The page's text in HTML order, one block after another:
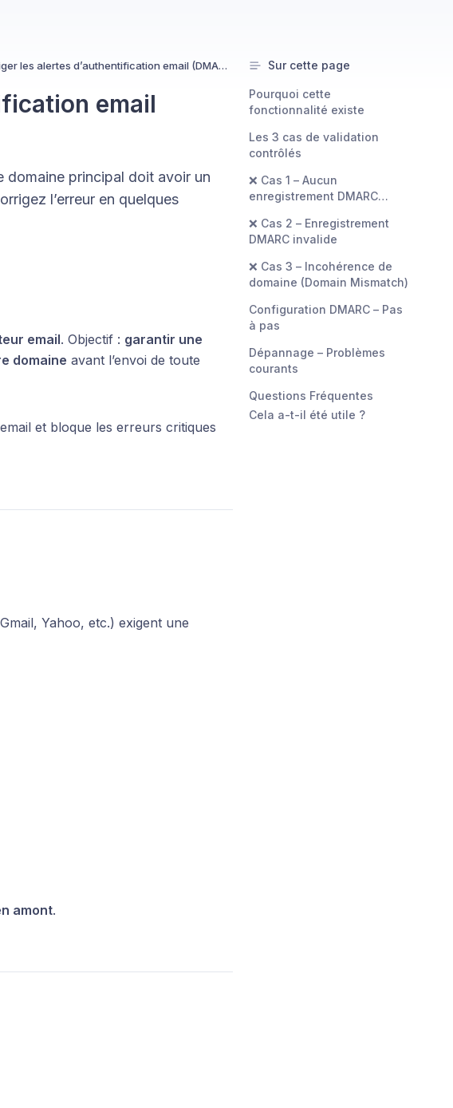
Corriger les alertes d’authentification email (DMARC)
email
domaine principal doit avoir un
l’erreur en quelques
email. Objectif : garantir une
domaine avant l’envoi de toute
et bloque les erreurs critiques
Yahoo, etc.) exigent une
amont.
Sur cette page
Pourquoi cette
fonctionnalité existe
Les 3 cas de validation
contrôlés
❌ Cas 1 – Aucun
enregistrement DMARC
❌ Cas 2 – Enregistrement
DMARC invalide
❌ Cas 3 – Incohérence de
domaine (Domain Mismatch)
Configuration DMARC – Pas
à pas
Dépannage – Problèmes
courants
Questions Fréquentes
Cela a-t-il été utile ?